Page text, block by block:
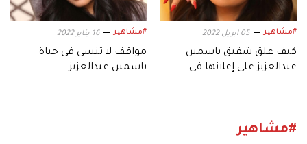
#مشاهير 05 ابريل 2022
كيف علق شقيق ياسمين
عبدالعزيز على إعلانها في
#مشاهير 16 يناير 2022
مواقف لا تنسى في حياة
ياسمين عبدالعزيز
#مشاهير